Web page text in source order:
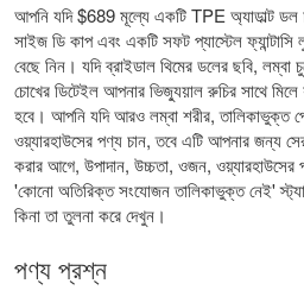
আপনি যদি $689 মূল্যে একটি TPE অ্যাডাল্ট ডল
সাইজ ডি কাপ এবং একটি সফট প্যাস্টেল
বেছে নিন। যদি ব্রাইডাল থিমের ডলের ছবি, লম্বা
চোখের ডিটেইল আপনার ভিজ্যুয়াল রুচির সাথে মিলে
হবে। আপনি যদি আরও লম্বা শরীর, তালিকাভুক্ত
ওয়্যারহাউসের পণ্য চান, তবে এটি আপনার জন্য
করার আগে, উপাদান, উচ্চতা, ওজন, ওয়্যারহাউসের
'কোনো অতিরিক্ত সংযোজন তালিকাভুক্ত নেই'
কিনা তা তুলনা করে দেখুন।
পণ্য প্রশ্ন